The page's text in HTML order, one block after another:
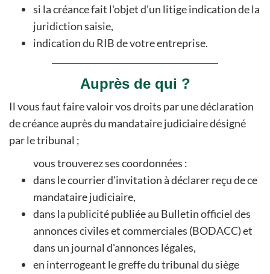
si la créance fait l'objet d'un litige indication de la
juridiction saisie,
indication du RIB de votre entreprise.
Auprès de qui ?
Il vous faut faire valoir vos droits par une déclaration
de créance auprès du mandataire judiciaire désigné
par le tribunal ;
vous trouverez ses coordonnées :
dans le courrier d'invitation à déclarer reçu de ce
mandataire judiciaire,
dans la publicité publiée au Bulletin officiel des
annonces civiles et commerciales (BODACC) et
dans un journal d'annonces légales,
en interrogeant le greffe du tribunal du siège